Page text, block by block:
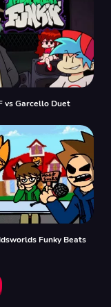
vs Garcello Duet
Funky Beats